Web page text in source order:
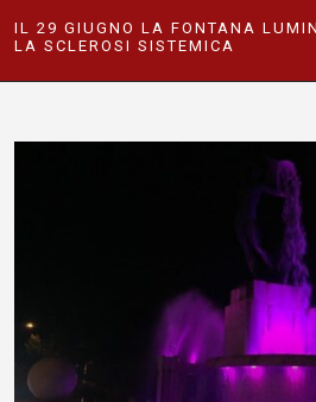
IL 29 GIUGNO LA FONTANA
LA SCLEROSI SISTEMICA